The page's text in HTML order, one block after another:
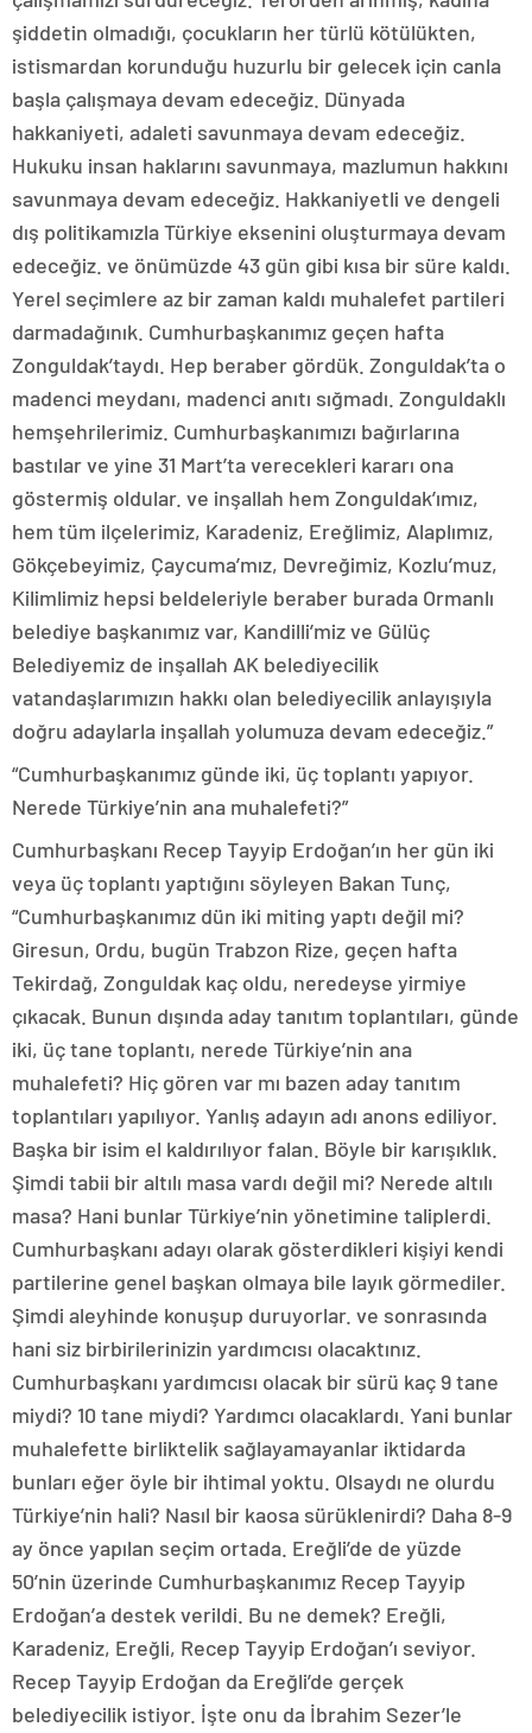
şiddetin olmadığı, çocukların her türlü kötülükten,
istismardan korunduğu huzurlu bir gelecek için canla
başla çalışmaya devam edeceğiz. Dünyada
hakkaniyeti, adaleti savunmaya devam edeceğiz.
Hukuku insan haklarını savunmaya, mazlumun hakkını
savunmaya devam edeceğiz. Hakkaniyetli ve dengeli
dış politikamızla Türkiye eksenini oluşturmaya devam
edeceğiz. ve önümüzde 43 gün gibi kısa bir süre kaldı.
Yerel seçimlere az bir zaman kaldı muhalefet partileri
darmadağınık. Cumhurbaşkanımız geçen hafta
Zonguldak’taydı. Hep beraber gördük. Zonguldak’ta o
madenci meydanı, madenci anıtı sığmadı. Zonguldaklı
hemşehrilerimiz. Cumhurbaşkanımızı bağırlarına
bastılar ve yine 31 Mart’ta verecekleri kararı ona
göstermiş oldular. ve inşallah hem Zonguldak’ımız,
hem tüm ilçelerimiz, Karadeniz, Ereğlimiz, Alaplımız,
Gökçebeyimiz, Çaycuma’mız, Devreğimiz, Kozlu’muz,
Kilimlimiz hepsi beldeleriyle beraber burada Ormanlı
belediye başkanımız var, Kandilli’miz ve Gülüç
Belediyemiz de inşallah AK belediyecilik
vatandaşlarımızın hakkı olan belediyecilik anlayışıyla
doğru adaylarla inşallah yolumuza devam edeceğiz.”
“Cumhurbaşkanımız günde iki, üç toplantı yapıyor.
Nerede Türkiye’nin ana muhalefeti?”
Cumhurbaşkanı Recep Tayyip Erdoğan’ın her gün iki
veya üç toplantı yaptığını söyleyen Bakan Tunç,
“Cumhurbaşkanımız dün iki miting yaptı değil mi?
Giresun, Ordu, bugün Trabzon Rize, geçen hafta
Tekirdağ, Zonguldak kaç oldu, neredeyse yirmiye
çıkacak. Bunun dışında aday tanıtım toplantıları, günde
iki, üç tane toplantı, nerede Türkiye’nin ana
muhalefeti? Hiç gören var mı bazen aday tanıtım
toplantıları yapılıyor. Yanlış adayın adı anons ediliyor.
Başka bir isim el kaldırılıyor falan. Böyle bir karışıklık.
Şimdi tabii bir altılı masa vardı değil mi? Nerede altılı
masa? Hani bunlar Türkiye’nin yönetimine taliplerdi.
Cumhurbaşkanı adayı olarak gösterdikleri kişiyi kendi
partilerine genel başkan olmaya bile layık görmediler.
Şimdi aleyhinde konuşup duruyorlar. ve sonrasında
hani siz birbirilerinizin yardımcısı olacaktınız.
Cumhurbaşkanı yardımcısı olacak bir sürü kaç 9 tane
miydi? 10 tane miydi? Yardımcı olacaklardı. Yani bunlar
muhalefette birliktelik sağlayamayanlar iktidarda
bunları eğer öyle bir ihtimal yoktu. Olsaydı ne olurdu
Türkiye’nin hali? Nasıl bir kaosa sürüklenirdi? Daha 8-9
ay önce yapılan seçim ortada. Ereğli’de de yüzde
50’nin üzerinde Cumhurbaşkanımız Recep Tayyip
Erdoğan’a destek verildi. Bu ne demek? Ereğli,
Karadeniz, Ereğli, Recep Tayyip Erdoğan’ı seviyor.
Recep Tayyip Erdoğan da Ereğli’de gerçek
belediyecilik istiyor. İşte onu da İbrahim Sezer’le